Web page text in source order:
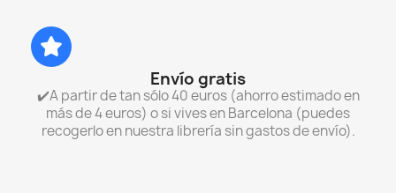
Envío gratis
✔️A partir de tan sólo 40 euros (ahorro estimado en
más de 4 euros) o si vives en Barcelona (puedes
recogerlo en nuestra librería sin gastos de envío).